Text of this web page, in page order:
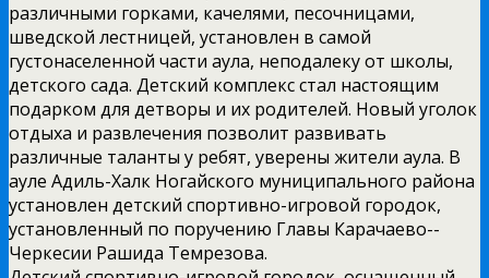
различными горками, качелями, песочницами,
шведской лестницей, установлен в самой
густонаселенной части аула, неподалеку от школы,
детского сада. Детский комплекс стал настоящим
подарком для детворы и их родителей. Новый уголок
отдыха и развлечения позволит развивать
различные таланты у ребят, уверены жители аула. В
ауле Адиль­-Халк Ногайского муниципального района
установлен детский спортивно­-игровой городок,
установленный по поручению Главы Карачаево-­
Черкесии Рашида Темрезова.